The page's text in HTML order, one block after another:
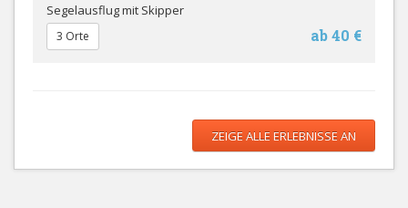
Segelausflug mit Skipper
ab 40 €
3 Orte
ZEIGE ALLE ERLEBNISSE AN